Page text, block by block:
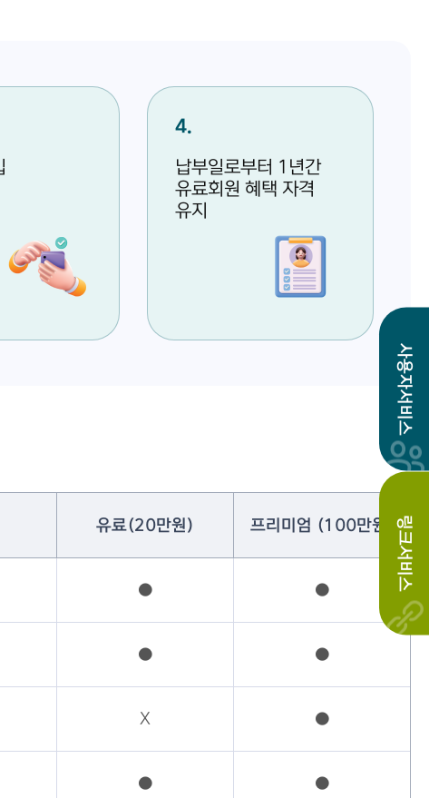
사용자서비스
링크서비스
4
납부일로부터 1년간
유료회원 혜택 자격
유지
유료(20만원) 프리미엄 (100만원)
● ●
● ●
X ●
● ●